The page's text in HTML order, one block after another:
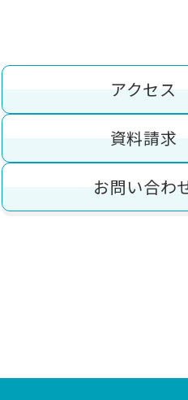
アクセス
資料請求
お問い合わ